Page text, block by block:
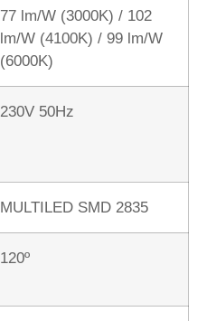
77 lm/W (3000K) / 102
lm/W (4100K) / 99 lm/W
(6000K)
230V 50Hz
MULTILED SMD 2835
120º